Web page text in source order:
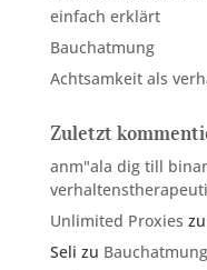
einfach erklärt
Bauchatmung
Achtsamkeit als
Zuletzt
anm"ala dig till
Unlimited Proxies zu
Seli zu Bauchatmung